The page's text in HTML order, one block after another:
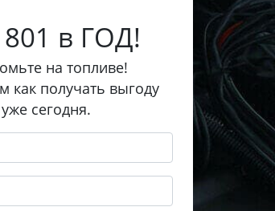
801 в ГОД!
на топливе!
как получать выгоду
уже сегодня.